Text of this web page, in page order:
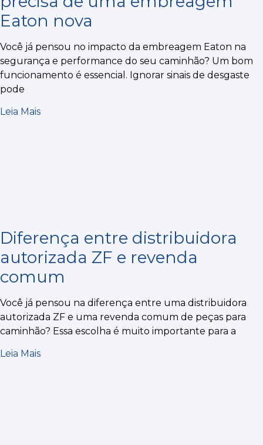
Eaton nova
Você já pensou no impacto da embreagem Eaton na
segurança e performance do seu caminhão? Um bom
funcionamento é essencial. Ignorar sinais de desgaste
pode
Leia Mais
Diferença entre distribuidora
autorizada ZF e revenda
comum
Você já pensou na diferença entre uma distribuidora
autorizada ZF e uma revenda comum de peças para
caminhão? Essa escolha é muito importante para a
Leia Mais